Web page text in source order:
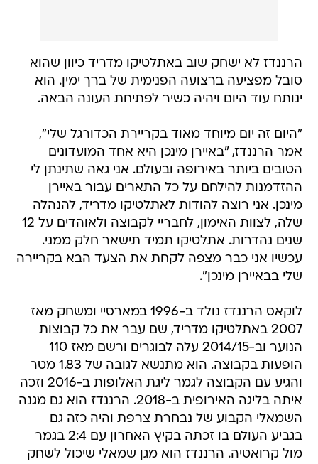
ינותח עוד היום ויהיה כשיר לפתיחת העונה הבאה.
"היום זה יום מיוחד מאוד בקריירת הכדורגל שלי",
הטובים ביותר באירופה ובעולם. אני גאה שתינתן לי
ההזדמנות להילחם על כל התארים עבור באיירן
מינכן. אני רוצה להודות לאתלטיקו מדריד, להנהלה
שנים נהדרות. אתלטיקו תמיד תישאר חלק ממני.
עכשיו אני כבר מצפה לקחת את הצעד הבא בקריירה
שלי בבאיירן מינכן".
הנוער וב-2014/15 עלה לבוגרים ורשם מאז 110
הופעות בקבוצה. הוא מתנשא לגובה של 1.83 מטר
איתה בליגה האירופית ב-2018. הרננדז הוא גם מגנה
השמאלי הקבוע של נבחרת צרפת והיה כזה גם
בגביע העולם בו זכתה בקיץ האחרון עם 2:4 בגמר
מול קרואטיה. הרננדז הוא מגן שמאלי שיכול לשחק
גם כבלם.